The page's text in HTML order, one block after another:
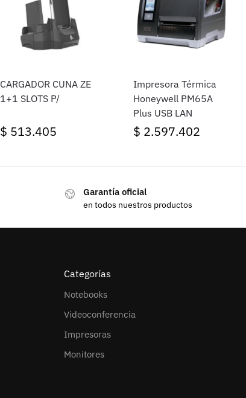
CARGADOR CUNA ZE
1+1 SLOTS P/
$ 513.405
Impresora Térmica
Honeywell PM65A
Plus USB LAN
$ 2.597.402
Garantía oficial
en todos nuestros productos
Categorías
Notebooks
Videoconferencia
Impresoras
Monitores